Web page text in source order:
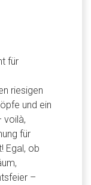
für
riesigen
und ein
voilà,
für
Egal, ob
–